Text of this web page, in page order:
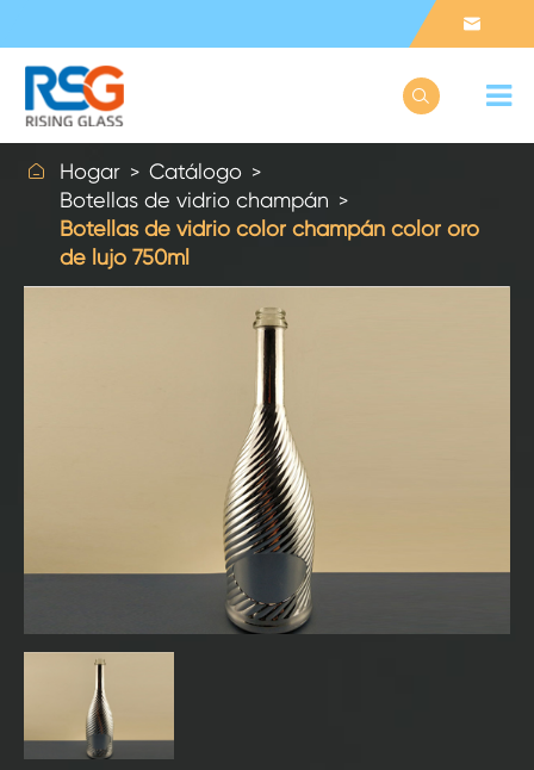


 Hogar
Catálogo
Botellas de vidrio champán
Botellas de vidrio color champán color oro
de lujo 750ml